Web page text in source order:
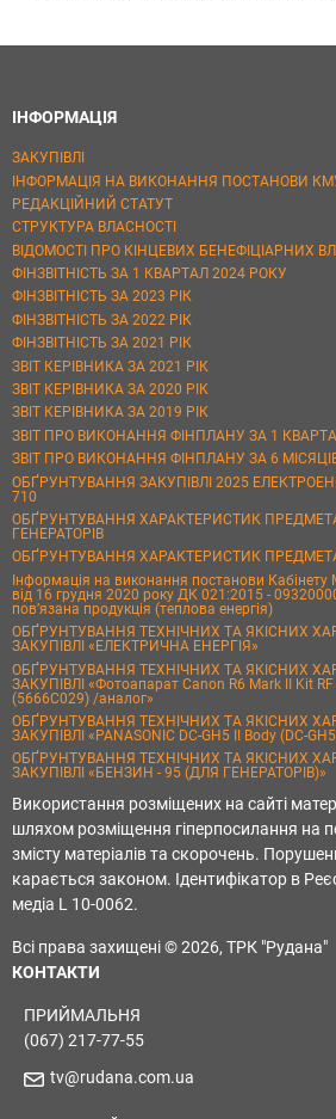
ІНФОРМАЦІЯ
ЗАКУПІВЛІ
ІНФОРМАЦІЯ НА ВИКОНАННЯ ПОСТАНОВИ
РЕДАКЦІЙНИЙ СТАТУТ
СТРУКТУРА ВЛАСНОСТІ
ВІДОМОСТІ ПРО КІНЦЕВИХ БЕНЕФІЦІАРНИХ
ФІНЗВІТНІСТЬ ЗА 1 КВАРТАЛ 2024 РОКУ
ФІНЗВІТНІСТЬ ЗА 2023 РІК
ФІНЗВІТНІСТЬ ЗА 2022 РІК
ФІНЗВІТНІСТЬ ЗА 2021 РІК
ЗВІТ КЕРІВНИКА ЗА 2021 РІК
ЗВІТ КЕРІВНИКА ЗА 2020 РІК
ЗВІТ КЕРІВНИКА ЗА 2019 РІК
ЗВІТ ПРО ВИКОНАННЯ ФІНПЛАНУ ЗА 1
ЗВІТ ПРО ВИКОНАННЯ ФІНПЛАНУ ЗА 6
ОБҐРУНТУВАННЯ ЗАКУПІВЛІ 2025
710
ОБҐРУНТУВАННЯ ХАРАКТЕРИСТИК
ГЕНЕРАТОРІВ
ОБҐРУНТУВАННЯ ХАРАКТЕРИСТИК
Інформація на виконання постанови Кабінету
від 16 грудня 2020 року ДК 021:2015 -
пов’язана продукція (теплова енергія)
ОБҐРУНТУВАННЯ ТЕХНІЧНИХ ТА ЯКІСНИХ
ЗАКУПІВЛІ «ЕЛЕКТРИЧНА ЕНЕРГІЯ»
ОБҐРУНТУВАННЯ ТЕХНІЧНИХ ТА ЯКІСНИХ
ЗАКУПІВЛІ «Фотоапарат Canon R6 Mark II Kit
(5666C029) /аналог»
ОБҐРУНТУВАННЯ ТЕХНІЧНИХ ТА ЯКІСНИХ
ЗАКУПІВЛІ «PANASONIC DC-GH5 II Body (DC-
ОБҐРУНТУВАННЯ ТЕХНІЧНИХ ТА ЯКІСНИХ
ЗАКУПІВЛІ «БЕНЗИН - 95 (ДЛЯ ГЕНЕРАТОРІВ)»
Використання розміщених на сайті
шляхом розміщення гіперпосилання на
змісту матеріалів та скорочень.
карається законом. Ідентифікатор в
медіа L 10-0062.
Всі права захищені © 2026, ТРК "Рудана"
КОНТАКТИ
ПРИЙМАЛЬНЯ
(067) 217-77-55
tv@rudana.com.ua